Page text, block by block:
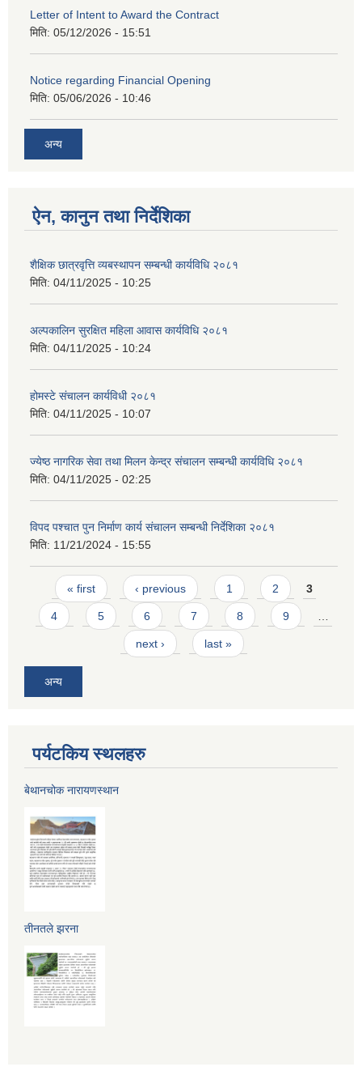
Letter of Intent to Award the Contract
मिति: 05/12/2026 - 15:51
Notice regarding Financial Opening
मिति: 05/06/2026 - 10:46
अन्य
ऐन, कानुन तथा निर्देशिका
शैक्षिक छात्रवृत्ति व्यबस्थापन सम्बन्धी कार्यविधि २०८१
मिति: 04/11/2025 - 10:25
अल्पकालिन सुरक्षित महिला आवास कार्यविधि २०८१
मिति: 04/11/2025 - 10:24
होमस्टे संचालन कार्यविधी २०८१
मिति: 04/11/2025 - 10:07
ज्येष्ठ नागरिक सेवा तथा मिलन केन्द्र संचालन सम्बन्धी कार्यविधि २०८१
मिति: 04/11/2025 - 02:25
विपद पश्चात पुन निर्माण कार्य संचालन सम्बन्धी निर्देशिका २०८१
मिति: 11/21/2024 - 15:55
Pages
« first ‹ previous 1 2 3
4 5 6 7 8 9 …
next › last »
अन्य
पर्यटकिय स्थलहरु
बेथानचोक नारायणस्थान
तीनतले झरना